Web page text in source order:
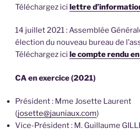
Téléchargez ici lettre
14 juillet 2021 : Assemblée
élection du nouveau bureau de
Téléchargez ici le compte rendu
CA en exercice (2021)
Président : Mme Josette Laurent
(josette@jauniaux.com)
Vice-Président : M. Guillaume